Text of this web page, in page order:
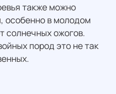
также можно
особенно в молодом
солнечных ожогов.
пород это не так